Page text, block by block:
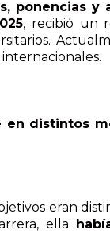
ponencias y
, recibió un
en distintos
eran
ella